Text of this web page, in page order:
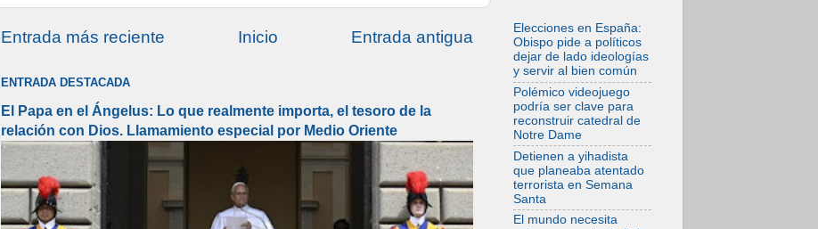
Entrada más reciente Entrada antigua
Inicio
ENTRADA DESTACADA
El Papa en el Ángelus: Lo que realmente importa, el tesoro de la
relación con Dios. Llamamiento especial por Medio Oriente
06.08.2026
León XIV: La
revolución del
Evangelio derriba
los muros que
separan
06.08.2026
La Iglesia en Ceuta:
caridad y esperanza
frente al drama
migratorio
Elecciones en España:
Obispo pide a políticos
dejar de lado ideologías
y servir al bien común
Polémico videojuego
podría ser clave para
reconstruir catedral de
Notre Dame
Detienen a yihadista
que planeaba atentado
terrorista en Semana
Santa
El mundo necesita